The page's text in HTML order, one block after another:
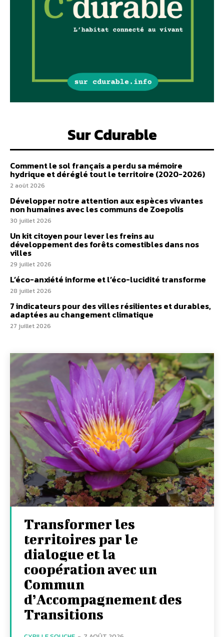
Sur Cdurable
Comment le sol français a perdu sa mémoire
hydrique et déréglé tout le territoire (2020-2026)
2 août 2026
Développer notre attention aux espèces vivantes
non humaines avec les communs de Zoepolis
30 juillet 2026
Un kit citoyen pour lever les freins au
développement des forêts comestibles dans nos
villes
29 juillet 2026
L’éco-anxiété informe et l’éco-lucidité transforme
28 juillet 2026
7 indicateurs pour des villes résilientes et durables,
adaptées au changement climatique
27 juillet 2026
Transformer les
territoires par le
dialogue et la
coopération avec un
Commun
d’Accompagnement des
Transitions